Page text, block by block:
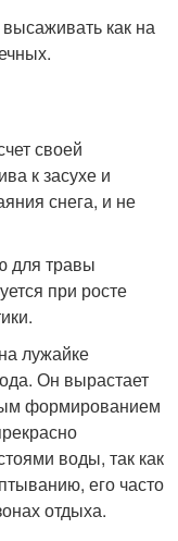
как на
своей
к засухе и
снега, и не
для травы
при росте
лужайке
Он вырастает
формированием
воды, так как
его часто
отдыха.